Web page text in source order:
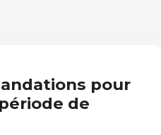
pour
de